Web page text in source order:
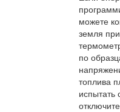
можете
земля
по
топлива
испытать